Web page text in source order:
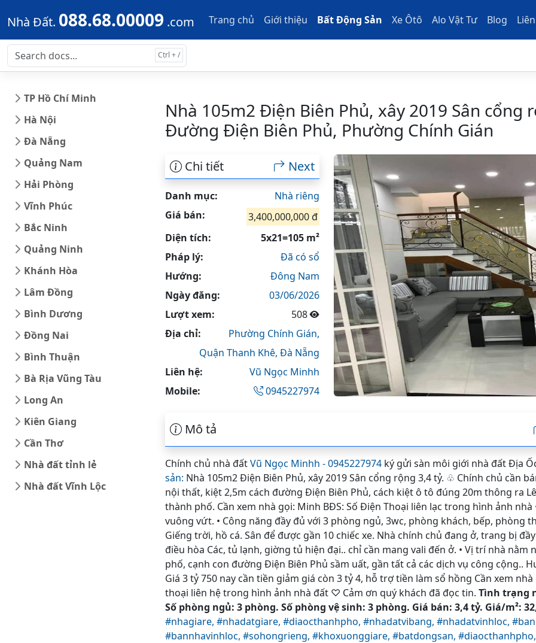
Skip to main content Skip to docs navigation
Nhà Đất. 088.68.00009 .com Trang chủ Giới thiệu Bất Động Sản Xe Ôtô Alo Vật Tư Blog
TP Hồ Chí Minh
Hà Nội
Đà Nẵng
Quảng Nam
Hải Phòng
Vĩnh Phúc
Bắc Ninh
Quảng Ninh
Khánh Hòa
Lâm Đồng
Bình Dương
Đồng Nai
Bình Thuận
Bà Rịa Vũng Tàu
Long An
Kiên Giang
Cần Thơ
Nhà đất tỉnh lẻ
Nhà đất Vĩnh Lộc
Nhà 105m2 Điện Biên Phủ, xây 2019 Sân cổng
Đường Điện Biên Phủ, Phường Chính Gián
Chi tiết Next
Danh mục:
Nhà riêng
Giá bán:
3,400,000,000 đ
Diện tích:
5x21=105 m²
Pháp lý:
Đã có sổ
Hướng:
Đông Nam
Ngày đăng:
03/06/2026
Lượt xem:
508
Địa chỉ:
Phường Chính Gián,
Quận Thanh Khê, Đà Nẵng
Liên hệ:
Vũ Ngọc Minhh
Mobile:
0945227974
Mô tả
Chính chủ nhà đấtVũ Ngọc Minhh - 0945227974 ký gửi sàn môi giới nhà đất Địa
sản: Nhà 105m2 Điện Biên Phủ, xây 2019 Sân cổng rộng 3,4 tỷ. ♧ Chính chủ cần
nội thất, kiệt 2,5m cách đường Điện Biên Phủ, cách kiệt ô tô đúng 20m thông ra
thành phố. Cần xem nhà gọi: Minh BĐS: Số Điện Thoại liên lạc trong hình ảnh nhà
vuông vứt. • Công năng đầy đủ với 3 phòng ngủ, 3wc, phòng khách, bếp, phòng
Giếng trời, hồ cá. Sân để được gần 10 chiếc xe. Nhà chính chủ đang ở, trang bị
điều hòa Các, tủ lạnh, giờng tủ hiện đại.. chỉ cần mang vali đến ở. • Vị trí nhà
phố, cạnh con đường Điện Biên Phủ sầm uất, gần tất cả các dịch vụ công cộng..
Giá 3 tỷ 750 nay cần tiền giảm giá còn 3 tỷ 4, hỗ trợ tiền làm sổ hồng Cần xem
thoại liên hệ trong hình ảnh nhà đất ♡ Cảm ơn quý khách đã đọc tin. Tình trạng
Số phòng ngủ: 3 phòng. Số phòng vệ sinh: 3 phòng. Giá bán: 3,4 tỷ. Giá/m²:
#nhagiare, #nhadatgiare, #diaocthanhpho, #nhadatvibang, #nhadatvinhloc,
#bannhavinhloc, #sohongrieng, #khoxuonggiare, #batdongsan,